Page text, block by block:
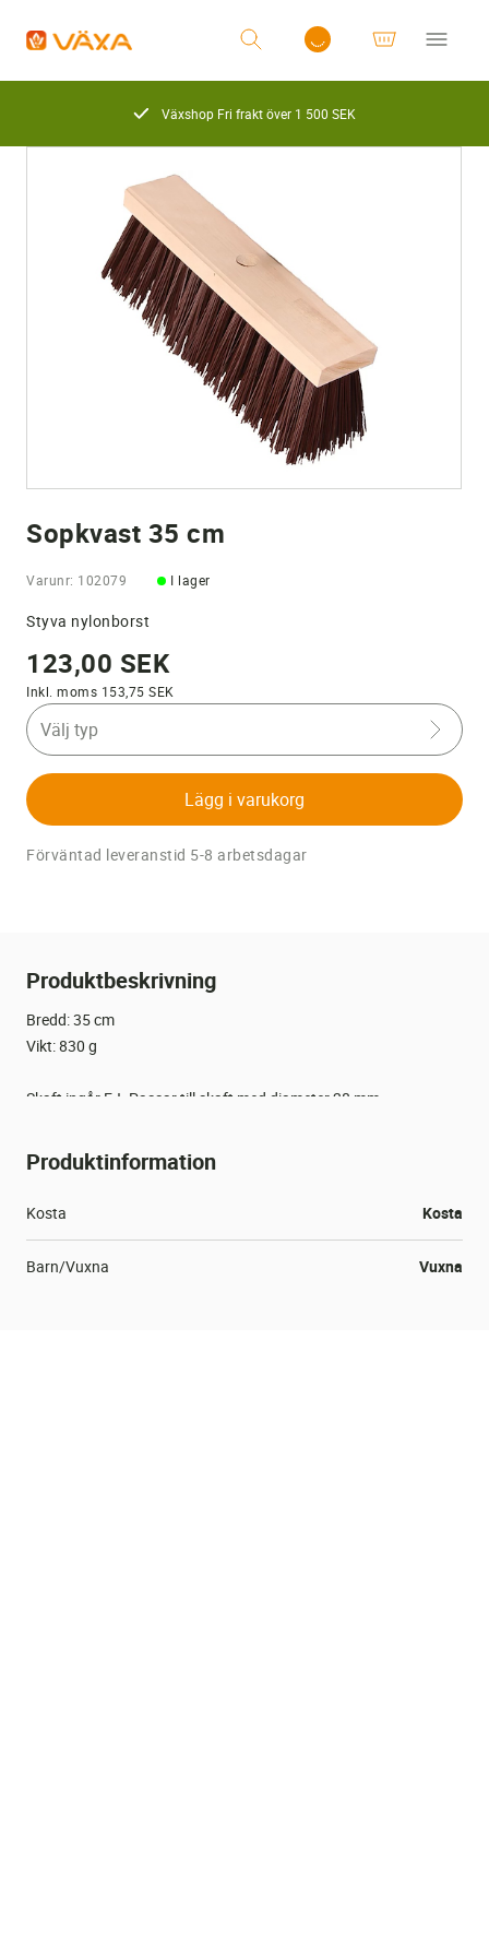
Logga in
Växshop Fri frakt över 1 500 SEK
Sopkvast 35 cm
Varunr: 102079 I lager
Styva nylonborst
123,00 SEK
Inkl. moms 153,75 SEK
Välj typ
Lägg i varukorg
Förväntad leveranstid 5-8 arbetsdagar
Produktbeskrivning
Bredd: 35 cm
Vikt: 830 g
Skaft ingår EJ. Passar till skaft med diameter 28 mm.
Produktinformation
Kosta Kosta
Barn/Vuxna Vuxna